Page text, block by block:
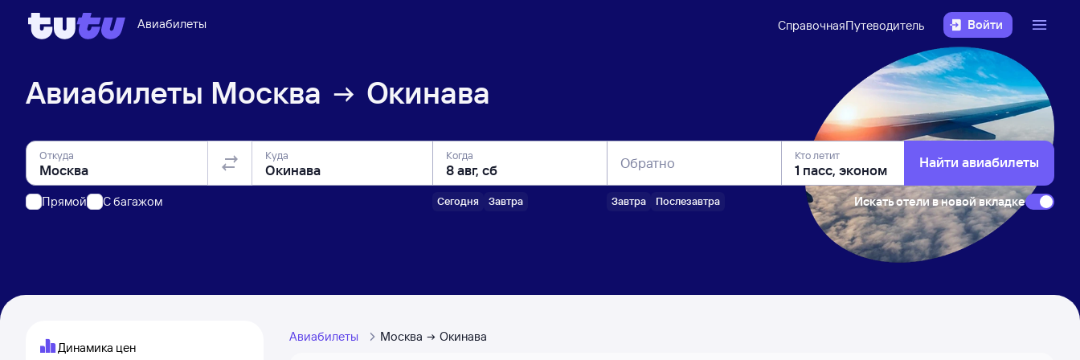
Авиабилеты СправочнаяПутеводитель Войти
Авиабилеты Москва Окинава
Откуда
Прямой C багажом
Куда Когда
Сегодня Завтра
Обратно
Завтра Послезавтра
Кто летит Найти авиабилеты
Искать отели в новой вкладке
Динамика цен
Авиабилеты Москва Окинава